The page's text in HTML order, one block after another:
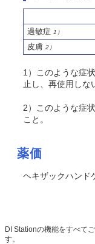
過敏症 1）
皮膚 2）
1）このような症
止し、再使用しな
2）このような症
こと。
薬価
ヘキザックハンド
DI Stationの機能をすべて
す。